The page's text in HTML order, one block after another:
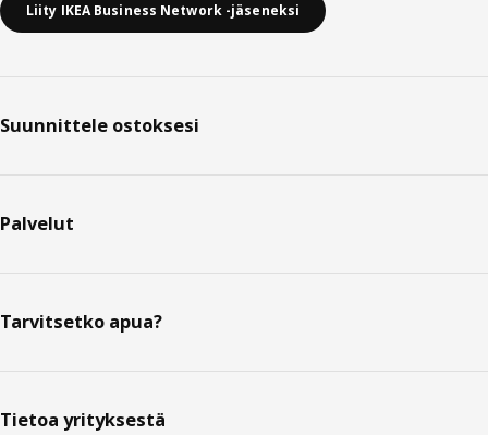
Liity IKEA Business Network -jäseneksi
Suunnittele ostoksesi
Palvelut
Tarvitsetko apua?
Tietoa yrityksestä